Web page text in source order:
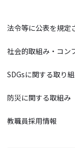
法令等に公表を規定
社会的取組み・コン
SDGsに関する取り
防災に関する取組み
教職員採用情報